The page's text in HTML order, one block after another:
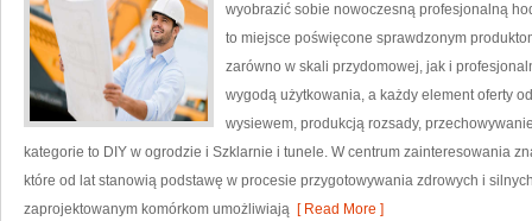
wyobrazić sobie nowoczesną profesjonalną
to miejsce poświęcone sprawdzonym
zarówno w skali przydomowej, jak i
wygodą użytkowania, a każdy element oferty
wysiewem, produkcją rozsady,
kategorie to DIY w ogrodzie i Szklarnie i tunele. W centrum zainteresowania
które od lat stanowią podstawę w procesie przygotowywania zdrowych i
zaprojektowanym komórkom umożliwiają [ Read More ]